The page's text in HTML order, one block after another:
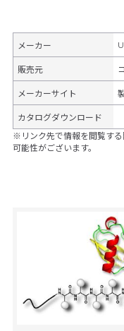
メーカー
販売元
メーカーサイト
カタログダウンロード
※リンク先で情報を閲覧す
可能性がございます。